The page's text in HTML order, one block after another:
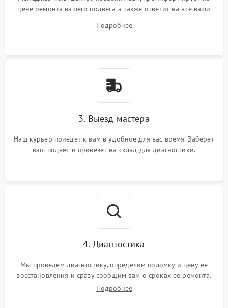
цене ремонта вашего подвеса а также ответит на все ваши
Подробнее
3. Выезд мастера
Наш курьер приедет к вам в удобное для вас время. Заберет
ваш подвес и привезет на склад для диагностики.
4. Диагностика
Мы проведем диагностику, определим поломку и цену ее
восстановления и сразу сообщим вам о сроках ее ремонта.
Подробнее